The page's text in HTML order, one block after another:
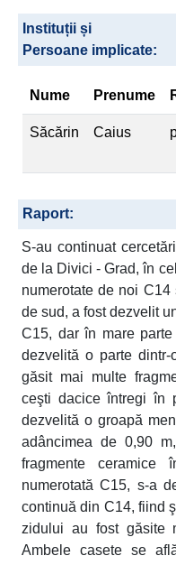
Instituții și
Persoane implicate:
Nume Prenume
Săcărin Caius
Raport:
S-au continuat
de la Divici - Grad, în
numerotate de noi
de sud, a fost dezvelit
C15, dar în mare
dezvelită o parte
găsit mai multe
ceşti dacice întregi în
dezvelită o groapă
adâncimea de 0,90
fragmente ceramice
numerotată C15, s-a
continuă din C14, fiind
zidului au fost găsite
Ambele casete se